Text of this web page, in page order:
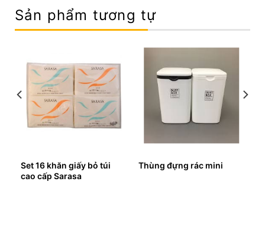
Sản phẩm tương tự
Set 16 khăn giấy bỏ túi
cao cấp Sarasa
Thùng đựng rác mini